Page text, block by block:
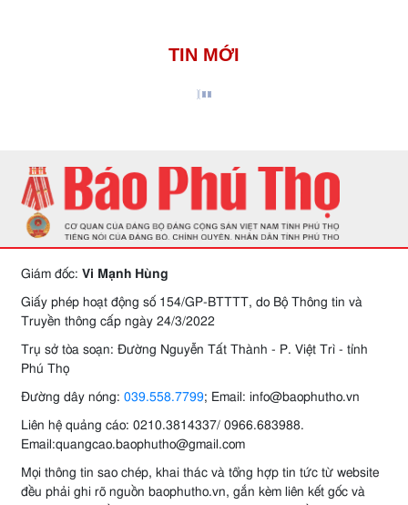
TIN MỚI
Giám đốc: Vi Mạnh Hùng
Giấy phép hoạt động số 154/GP-BTTTT, do Bộ Thông tin và
Truyền thông cấp ngày 24/3/2022
Trụ sở tòa soạn: Đường Nguyễn Tất Thành - P. Việt Trì - tỉnh
Phú Thọ
Đường dây nóng: 039.558.7799; Email: info@baophutho.vn
Liên hệ quảng cáo: 0210.3814337/ 0966.683988.
Email:quangcao.baophutho@gmail.com
Mọi thông tin sao chép, khai thác và tổng hợp tin tức từ website
đều phải ghi rõ nguồn baophutho.vn, gắn kèm liên kết gốc và